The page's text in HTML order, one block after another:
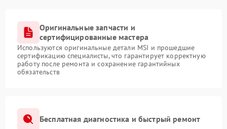
Оригинальные запчасти и
сертифицированные мастера
Используются оригинальные детали MSI и прошедшие
сертификацию специалисты, что гарантирует корректную
работу после ремонта и сохранение гарантийных
обязательств
Бесплатная диагностика и быстрый ремонт